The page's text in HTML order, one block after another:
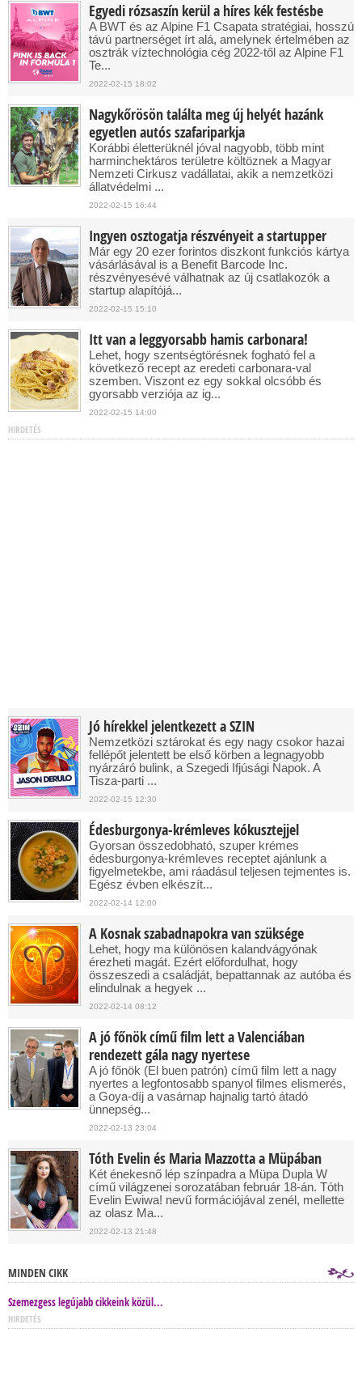
Egyedi rózsaszín kerül a híres kék festésbe
A BWT és az Alpine F1 Csapata stratégiai, hosszú
távú partnerséget írt alá, amelynek értelmében az
osztrák víztechnológia cég 2022-től az Alpine F1
Te...
2022-02-15 18:02
Nagykőrösön találta meg új helyét hazánk
egyetlen autós szafariparkja
Korábbi életterüknél jóval nagyobb, több mint
harminchektáros területre költöznek a Magyar
Nemzeti Cirkusz vadállatai, akik a nemzetközi
állatvédelmi ...
2022-02-15 16:44
Ingyen osztogatja részvényeit a startupper
Már egy 20 ezer forintos diszkont funkciós kártya
vásárlásával is a Benefit Barcode Inc.
részvényesévé válhatnak az új csatlakozók a
startup alapítójá...
2022-02-15 15:10
Itt van a leggyorsabb hamis carbonara!
Lehet, hogy szentségtörésnek fogható fel a
következő recept az eredeti carbonara-val
szemben. Viszont ez egy sokkal olcsóbb és
gyorsabb verziója az ig...
2022-02-15 14:00
HIRDETÉS
Jó hírekkel jelentkezett a SZIN
Nemzetközi sztárokat és egy nagy csokor hazai
fellépőt jelentett be első körben a legnagyobb
nyárzáró bulink, a Szegedi Ifjúsági Napok. A
Tisza-parti ...
2022-02-15 12:30
Édesburgonya-krémleves kókusztejjel
Gyorsan összedobható, szuper krémes
édesburgonya-krémleves receptet ajánlunk a
figyelmetekbe, ami ráadásul teljesen tejmentes is.
Egész évben elkészít...
2022-02-14 12:00
A Kosnak szabadnapokra van szüksége
Lehet, hogy ma különösen kalandvágyónak
érezheti magát. Ezért előfordulhat, hogy
összeszedi a családját, bepattannak az autóba és
elindulnak a hegyek ...
2022-02-14 08:12
A jó főnök című film lett a Valenciában
rendezett gála nagy nyertese
A jó főnök (El buen patrón) című film lett a nagy
nyertes a legfontosabb spanyol filmes elismerés,
a Goya-díj a vasárnap hajnalig tartó átadó
ünnepség...
2022-02-13 23:04
Tóth Evelin és Maria Mazzotta a Müpában
Két énekesnő lép színpadra a Müpa Dupla W
című világzenei sorozatában február 18-án. Tóth
Evelin Ewiwa! nevű formációjával zenél, mellette
az olasz Ma...
2022-02-13 21:48
MINDEN CIKK
Szemezgess legújabb cikkeink közül...
HIRDETÉS